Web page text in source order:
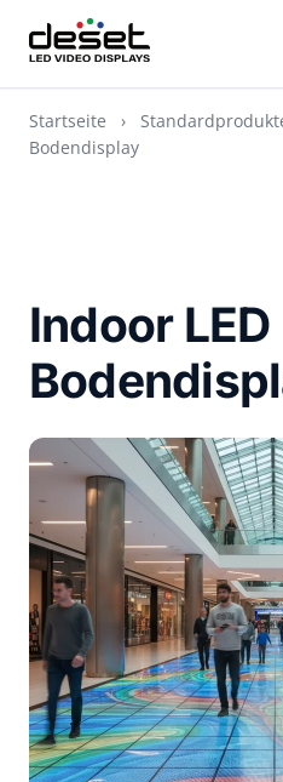
Startseite ›
Bodendisplay
Indoor LED